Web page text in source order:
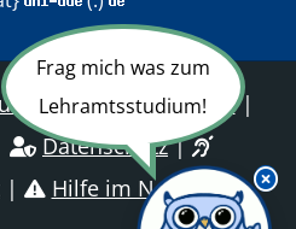
Essen| Sitemap|
Datenschutz|
| Hilfe im Notfall
Frag mich was zum
Lehramtsstudium!